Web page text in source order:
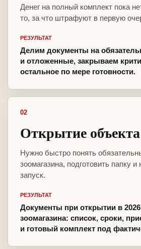
Денег на полный комплект пока
то, за что штрафуют в первую
РЕЗУЛЬТАТ
Делим документы на
и отложенные, закрываем
остальное по мере готовности.
02
Открытие объекта
Нужно быстро понять
зоомагазина, подготовить папку и
запуск.
РЕЗУЛЬТАТ
Документы при открытии в
зоомагазина: список, сроки,
и готовый комплект под